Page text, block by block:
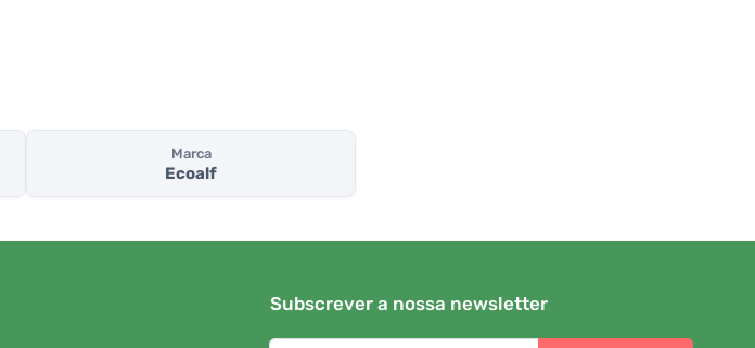
Marca
Ecoalf
Subscrever a nossa newsletter